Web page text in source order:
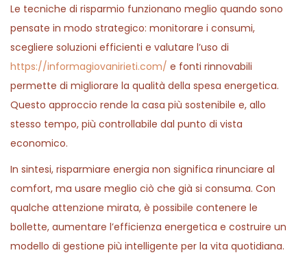
Le tecniche di risparmio funzionano meglio quando sono
pensate in modo strategico: monitorare i consumi,
scegliere soluzioni efficienti e valutare l’uso di
https://informagiovanirieti.com/ e fonti rinnovabili
permette di migliorare la qualità della spesa energetica.
Questo approccio rende la casa più sostenibile e, allo
stesso tempo, più controllabile dal punto di vista
economico.
In sintesi, risparmiare energia non significa rinunciare al
comfort, ma usare meglio ciò che già si consuma. Con
qualche attenzione mirata, è possibile contenere le
bollette, aumentare l’efficienza energetica e costruire un
modello di gestione più intelligente per la vita quotidiana.